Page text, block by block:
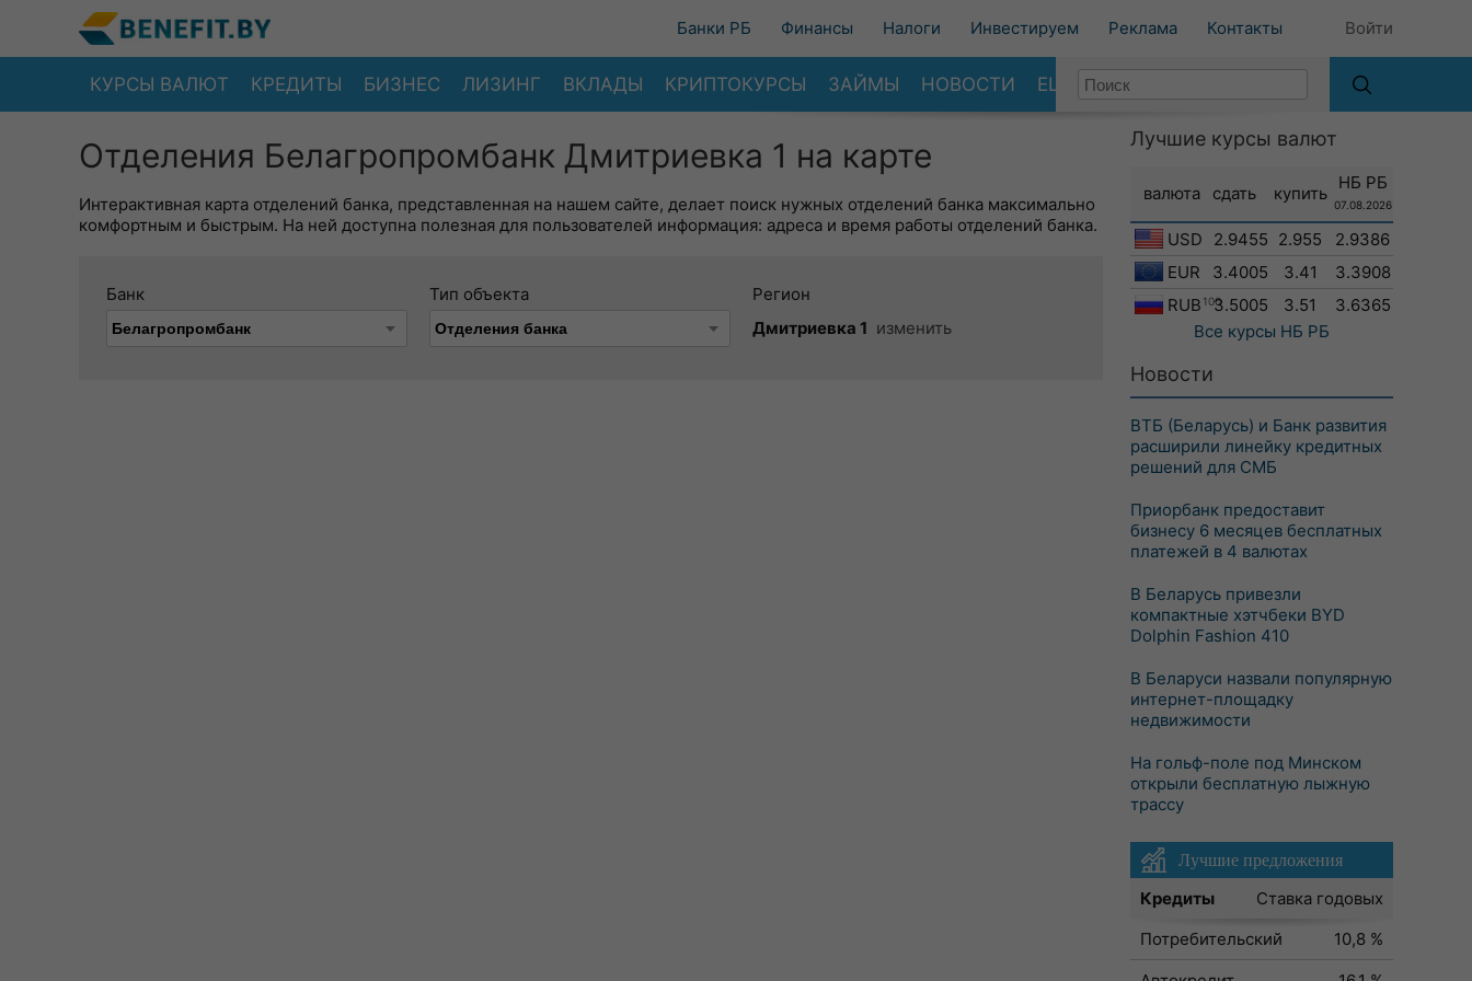
Банки РБ Финансы Налоги Инвестируем Реклама Контакты Войти
КУРСЫ ВАЛЮТ КРЕДИТЫ БИЗНЕС ЛИЗИНГ ВКЛАДЫ КРИПТОКУРСЫ ЗАЙМЫ НОВОСТИ ЕЩЕ
Отделения Белагропромбанк Дмитриевка 1 на карте
Интерактивная карта отделений банка, представленная на нашем сайте, делает поиск нужных отделений банка максимально
комфортным и быстрым. На ней доступна полезная для пользователей информация: адреса и время работы отделений банка.
Банк Тип объекта
Регион
Дмитриевка 1 изменить
Лучшие курсы валют
валюта сдать купить
НБ РБ
07.08.2026
USD 2.9455 2.955
2.9386
EUR
3.4005 3.41
3.3908
RUB 1003.5005 3.51
3.6365
Все курсы НБ РБ
Новости
ВТБ (Беларусь) и Банк развития
расширили линейку кредитных
решений для СМБ
Приорбанк предоставит
бизнесу 6 месяцев бесплатных
платежей в 4 валютах
В Беларусь привезли
компактные хэтчбеки BYD
Dolphin Fashion 410
В Беларуси назвали популярную
интернет-площадку
недвижимости
На гольф-поле под Минском
открыли бесплатную лыжную
трассу
Лучшие предложения
Кредиты
Ставка годовых
Потребительский
10,8 %